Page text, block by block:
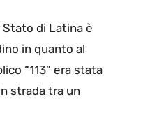
di Latina è
in quanto al
“113” era stata
strada tra un